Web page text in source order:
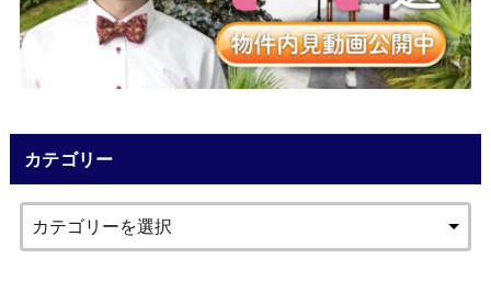
カテゴリー